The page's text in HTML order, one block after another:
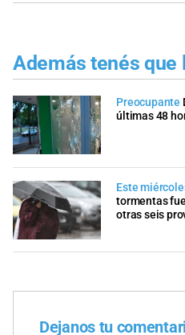
Además tenés que
Preocupante
últimas 48
Este
tormentas
otras seis
Dejanos tu